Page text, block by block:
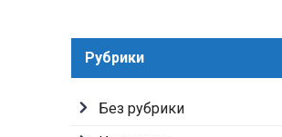
Рубрики
Без рубрики